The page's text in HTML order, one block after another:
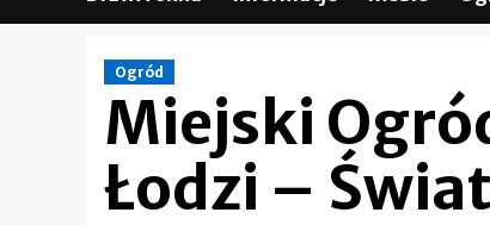
Ogród
Miejski
Łodzi –